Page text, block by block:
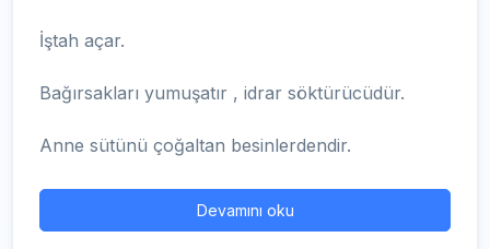
İştah açar.
Bağırsakları yumuşatır , idrar söktürücüdür.
Anne sütünü çoğaltan besinlerdendir.
Devamını oku